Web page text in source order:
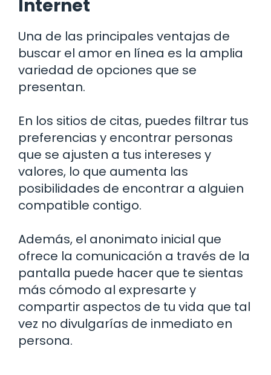
Internet
Una de las principales ventajas de
buscar el amor en línea es la amplia
variedad de opciones que se
presentan.
En los sitios de citas, puedes filtrar tus
preferencias y encontrar personas
que se ajusten a tus intereses y
valores, lo que aumenta las
posibilidades de encontrar a alguien
compatible contigo.
Además, el anonimato inicial que
ofrece la comunicación a través de la
pantalla puede hacer que te sientas
más cómodo al expresarte y
compartir aspectos de tu vida que tal
vez no divulgarías de inmediato en
persona.